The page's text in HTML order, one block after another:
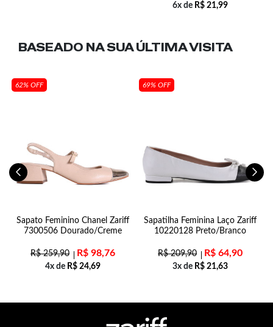
6x de R$ 21,99
BASEADO NA SUAÚLTIMA VISITA
62% OFF
Sapato Feminino Chanel Zariff
7300506 Dourado/Creme
R$259,90 R$ 98,76
4x de R$ 24,69
69% OFF
Sapatilha Feminina Laço Zariff
10220128 Preto/Branco
R$209,90 R$ 64,90
3x de R$ 21,63